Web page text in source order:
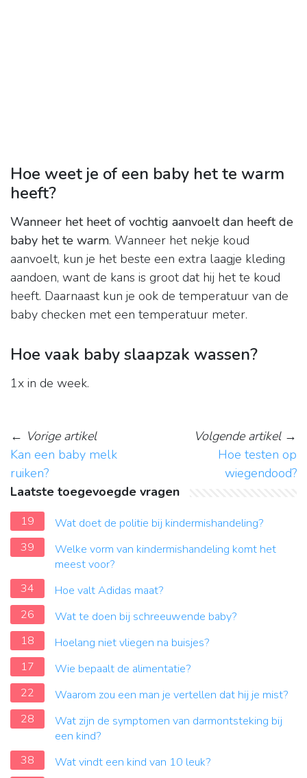
Hoe weet je of een baby het te warm
heeft?
Wanneer het heet of vochtig aanvoelt dan heeft de
baby het te warm. Wanneer het nekje koud
aanvoelt, kun je het beste een extra laagje kleding
aandoen, want de kans is groot dat hij het te koud
heeft. Daarnaast kun je ook de temperatuur van de
baby checken met een temperatuur meter.
Hoe vaak baby slaapzak wassen?
1x in de week.
← Vorige artikel
Kan een baby melk
ruiken?
Volgende artikel→
Hoe testen op
wiegendood?
Laatste toegevoegde vragen
19
Wat doet de politie bij kindermishandeling?
39
Welke vorm van kindermishandeling komt het
meest voor?
34
Hoe valt Adidas maat?
26
Wat te doen bij schreeuwende baby?
18
Hoelang niet vliegen na buisjes?
17
Wie bepaalt de alimentatie?
22
Waarom zou een man je vertellen dat hij je mist?
28
Wat zijn de symptomen van darmontsteking bij
een kind?
38
Wat vindt een kind van 10 leuk?